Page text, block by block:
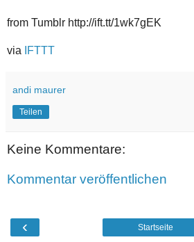
from Tumblr http://ift.tt/1wk7gEK
via IFTTT
andi maurer
Teilen
Keine Kommentare:
Kommentar veröffentlichen
‹ Startseite